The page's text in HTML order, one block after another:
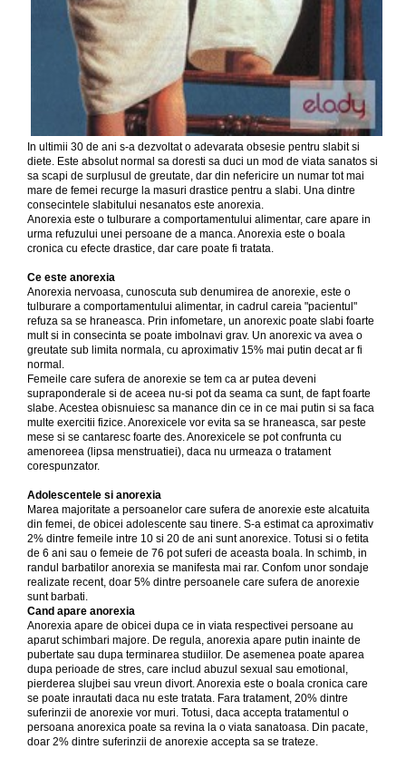
In ultimii 30 de ani s-a dezvoltat o adevarata obsesie pentru slabit si
diete. Este absolut normal sa doresti sa duci un mod de viata sanatos si
sa scapi de surplusul de greutate, dar din nefericire un numar tot mai
mare de femei recurge la masuri drastice pentru a slabi. Una dintre
consecintele slabitului nesanatos este anorexia.
Anorexia este o tulburare a comportamentului alimentar, care apare in
urma refuzului unei persoane de a manca. Anorexia este o boala
cronica cu efecte drastice, dar care poate fi tratata.
Ce este anorexia
Anorexia nervoasa, cunoscuta sub denumirea de anorexie, este o
tulburare a comportamentului alimentar, in cadrul careia "pacientul"
refuza sa se hraneasca. Prin infometare, un anorexic poate slabi foarte
mult si in consecinta se poate imbolnavi grav. Un anorexic va avea o
greutate sub limita normala, cu aproximativ 15% mai putin decat ar fi
normal.
Femeile care sufera de anorexie se tem ca ar putea deveni
supraponderale si de aceea nu-si pot da seama ca sunt, de fapt foarte
slabe. Acestea obisnuiesc sa manance din ce in ce mai putin si sa faca
multe exercitii fizice. Anorexicele vor evita sa se hraneasca, sar peste
mese si se cantaresc foarte des. Anorexicele se pot confrunta cu
amenoreea (lipsa menstruatiei), daca nu urmeaza o tratament
corespunzator.
Adolescentele si anorexia
Marea majoritate a persoanelor care sufera de anorexie este alcatuita
din femei, de obicei adolescente sau tinere. S-a estimat ca aproximativ
2% dintre femeile intre 10 si 20 de ani sunt anorexice. Totusi si o fetita
de 6 ani sau o femeie de 76 pot suferi de aceasta boala. In schimb, in
randul barbatilor anorexia se manifesta mai rar. Confom unor sondaje
realizate recent, doar 5% dintre persoanele care sufera de anorexie
sunt barbati.
Cand apare anorexia
Anorexia apare de obicei dupa ce in viata respectivei persoane au
aparut schimbari majore. De regula, anorexia apare putin inainte de
pubertate sau dupa terminarea studiilor. De asemenea poate aparea
dupa perioade de stres, care includ abuzul sexual sau emotional,
pierderea slujbei sau vreun divort. Anorexia este o boala cronica care
se poate inrautati daca nu este tratata. Fara tratament, 20% dintre
suferinzii de anorexie vor muri. Totusi, daca accepta tratamentul o
persoana anorexica poate sa revina la o viata sanatoasa. Din pacate,
doar 2% dintre suferinzii de anorexie accepta sa se trateze.